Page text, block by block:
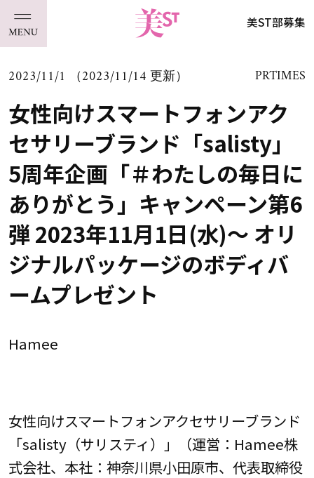
美ST部募集
2023/11/1 （2023/11/14 更新） PRTIMES
女性向けスマートフォンアク
セサリーブランド「salisty」
5周年企画「＃わたしの毎日に
ありがとう」キャンペーン第6
弾 2023年11月1日(水)～ オリ
ジナルパッケージのボディバ
ームプレゼント
Hamee
女性向けスマートフォンアクセサリーブランド
「salisty（サリスティ）」（運営：Hamee株
式会社、本社：神奈川県小田原市、代表取締役